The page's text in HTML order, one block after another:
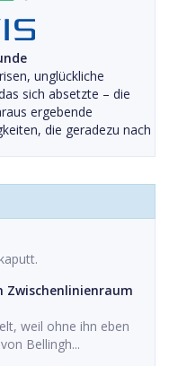
unglückliche
sich absetzte – die
ergebende
die geradezu nach
weil ohne ihn eben
Bellingh...